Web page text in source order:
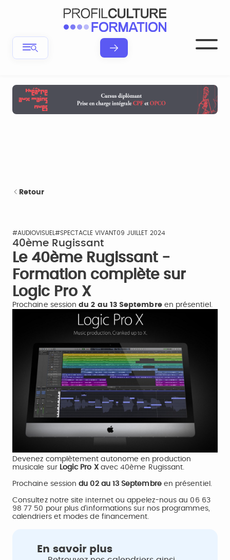
Retour
#AUDIOVISUEL #SPECTACLE VIVANT09 JUILLET 2024
40ème Rugissant
Le 40ème Rugissant -
Formation complète sur
Logic Pro X
Prochaine sessiondu 2 au 13 Septembreen présentiel.
Devenez complètement autonome en production
musicale sur Logic Pro X avec 40ème Rugissant.
Prochaine sessiondu 02 au 13 Septembreen présentiel.
Consultez notre site internet ou appelez-nous au 06 63
98 77 50 pour plus d'informations sur nos programmes,
calendriers et modes de financement.
En savoir plus